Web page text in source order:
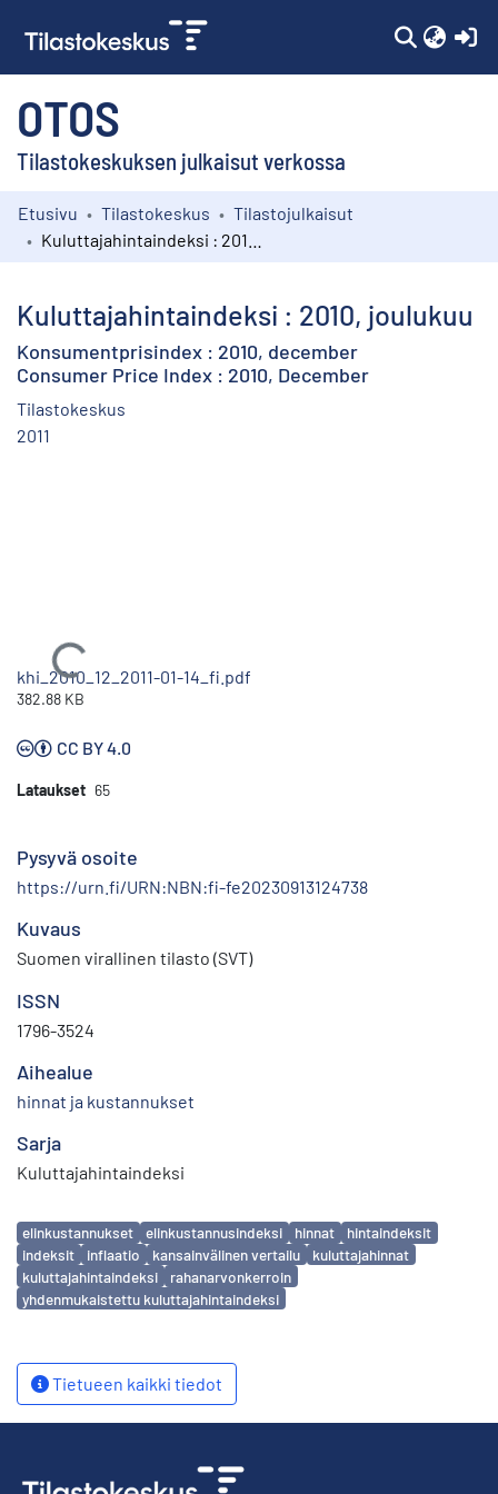
OTOS
Tilastokeskuksen julkaisut verkossa
Kokoelmat
Etusivu Tilastokeskus
Tilastojulkaisut
Kuluttajahintaindeksi : 2010, joulukuu
Konsumentprisindex : 2010, december
Consumer Price Index : 2010, December
Tilastokeskus
2011
Ladataan...
khi_2010_12_2011-01-14_fi.pdf
382.88 KB
CC BY 4.0
Lataukset 65
Pysyvä osoite
https://urn.fi/URN:NBN:fi-fe20230913124738
Kuvaus
Suomen virallinen tilasto (SVT)
ISSN
1796-3524
Aihealue
hinnat ja kustannukset
Sarja
Kuluttajahintaindeksi
Avainsanat
elinkustannukset elinkustannusindeksi hinnat
hintaindeksit
indeksit
inflaatio kansainvälinen vertailu
kuluttajahinnat
kuluttajahintaindeksi
rahanarvonkerroin
yhdenmukaistettu kuluttajahintaindeksi
Tietueen kaikki tiedot